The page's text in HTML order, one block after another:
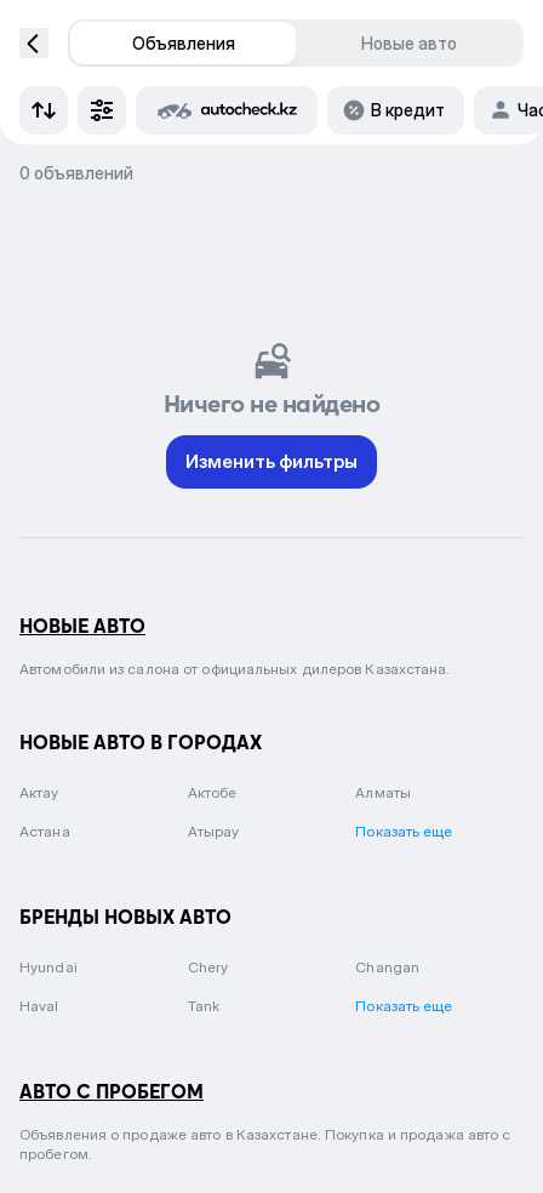
Объявления Новые авто
В кредит
0 объявлений
Ничего не найдено
Изменить фильтры
НОВЫЕ АВТО
Автомобили из салона от официальных дилеров Казахстана.
НОВЫЕ АВТО В ГОРОДАХ
Актау Актобе Алматы
Астана Атырау Показать еще
БРЕНДЫ НОВЫХ АВТО
Hyundai Chery Changan
Haval Tank Показать еще
АВТО С ПРОБЕГОМ
Объявления о продаже авто в Казахстане. Покупка и продажа авто с
пробегом.